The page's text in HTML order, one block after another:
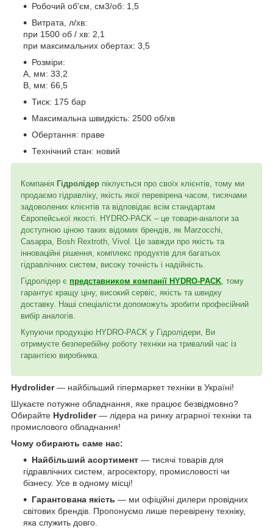
Робочий об'єм, см3/об: 1,5
Витрата, л/хв:
при 1500 об / хв: 2,1
при максимальних обертах: 3,5
Розміри:
A, мм: 33,2
B, мм: 66,5
Тиск: 175 бар
Максимальна швидкість: 2500 об/хв
Обертання: праве
Технічний стан: новий
Компанія Гідролідер піклується про своїх клієнтів, тому ми
продаємо гідравліку, якість якої перевірена часом, тисячами
задоволених клієнтів та відповідає всім стандартам
Європейської якості. HYDRO-PACK – це товари-аналоги за
доступною ціною таких відомих брендів, як Marzocchi,
Casappa, Bosh Rextroth, Vivol. Це завжди про якість та
інноваційні рішення, комплекс продуктів для багатьох
гідравлічних систем, високу точність і надійність.
Гідролідер є представником компанії HYDRO-PACK , тому
гарантує кращу ціну, високий сервіс, якість та швидку
доставку. Наші спеціалісти допоможуть зробити професійний
вибір аналогів.
Купуючи продукцію HYDRO-PACK у Гідролідери, Ви
отримуєте безперебійну роботу техніки на тривалий час із
гарантією виробника.
Hydrolider— найбільший гіпермаркет техніки в Україні!
Шукаєте потужне обладнання, яке працює безвідмовно?
Обирайте Hydrolider— лідера на ринку аграрної техніки та
промислового обладнання!
Чому обирають саме нас:
Найбільший асортимент — тисячі товарів для
гідравлічних систем, агросектору, промисловості чи
бізнесу. Усе в одному місці!
Гарантована якість — ми офіційні дилери провідних
світових брендів. Пропонуємо лише перевірену техніку,
яка служить довго.